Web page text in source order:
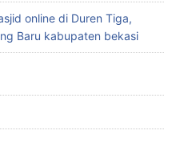
online di Duren Tiga,
Baru kabupaten bekasi